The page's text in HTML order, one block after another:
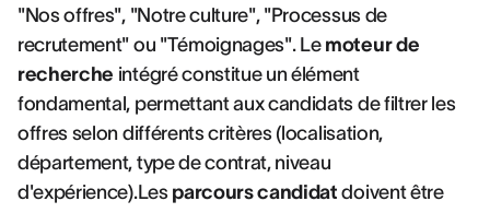
"Nos offres", "Notre culture", "Processus de
recrutement" ou "Témoignages". Le moteur de
recherche intégré constitue un élément
fondamental, permettant aux candidats de filtrer les
offres selon différents critères (localisation,
département, type de contrat, niveau
d'expérience).Les parcours candidat doivent être